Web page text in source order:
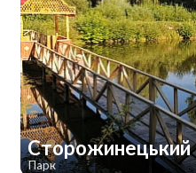
Сторожинецький
Парк